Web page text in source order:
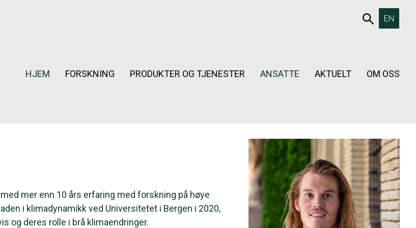
653SØK
EN
HJEM FORSKNING PRODUKTER OG TJENESTER ANSATTE AKTUELT OM OSS
mer enn 10 års erfaring med forskning på høye
i klimadynamikk ved Universitetet i Bergen i 2020,
og deres rolle i brå klimaendringer.